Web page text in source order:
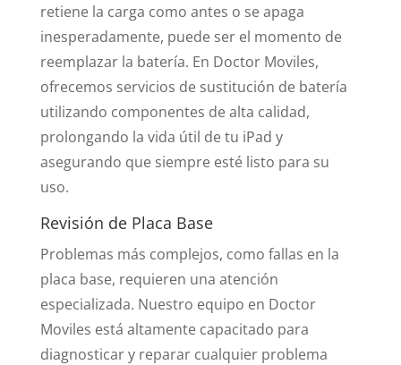
retiene la carga como antes o se apaga
inesperadamente, puede ser el momento de
reemplazar la batería. En Doctor Moviles,
ofrecemos servicios de sustitución de batería
utilizando componentes de alta calidad,
prolongando la vida útil de tu iPad y
asegurando que siempre esté listo para su
uso.
Revisión de Placa Base
Problemas más complejos, como fallas en la
placa base, requieren una atención
especializada. Nuestro equipo en Doctor
Moviles está altamente capacitado para
diagnosticar y reparar cualquier problema